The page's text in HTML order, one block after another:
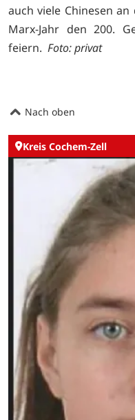
auch viele Chinesen
Marx-Jahr den 200.
feiern. Foto: privat
Nach oben
Kreis Cochem-Zell